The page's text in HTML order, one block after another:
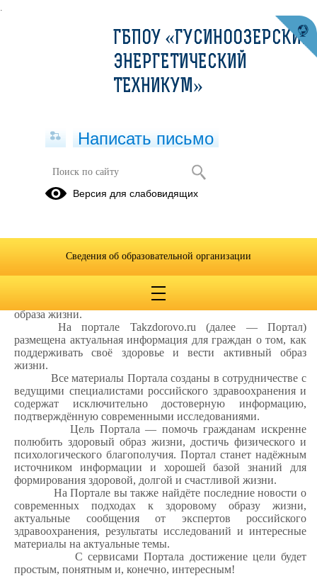
.
портал Takzdorovo.ru
Уважаемые педагоги, родители и студенты
техникума, Министерством здравоохранения России
создан портал Takzdorovo.ru, призванный
систематизировать актуальную информацию по основным
группам заболеваний, предоставлять населению сведения
по укреплению здоровья, ведению активного и здорового
образа жизни.
На портале Takzdorovo.ru (далее — Портал)
размещена актуальная информация для граждан о том, как
поддерживать своё здоровье и вести активный образ
жизни.
Все материалы Портала созданы в сотрудничестве с
ведущими специалистами российского здравоохранения и
содержат исключительно достоверную информацию,
подтверждённую современными исследованиями.
Цель Портала — помочь гражданам искренне
полюбить здоровый образ жизни, достичь физического и
психологического благополучия. Портал станет надёжным
источником информации и хорошей базой знаний для
формирования здоровой, долгой и счастливой жизни.
На Портале вы также найдёте последние новости о
современных подходах к здоровому образу жизни,
актуальные сообщения от экспертов российского
здравоохранения, результаты исследований и интересные
материалы на актуальные темы.
С сервисами Портала достижение цели будет
простым, понятным и, конечно, интересным!
ГБПОУ «ГУСИНООЗЕРСКИЙ
ЭНЕРГЕТИЧЕСКИЙ
ТЕХНИКУМ»
Написать письмо
Версия для слабовидящих
Сведения об образовательной организации